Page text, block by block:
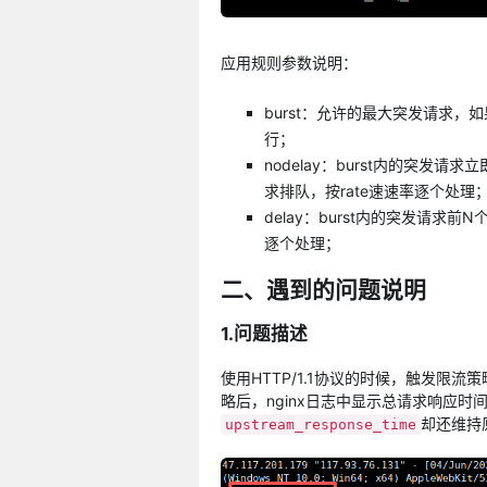
应用规则参数说明：
burst：允许的最大突发请求，
行；
nodelay：burst内的突发请求立
求排队，按rate速速率逐个处理
delay：burst内的突发请求前N
逐个处理；
二、遇到的问题说明
1.问题描述
使用HTTP/1.1协议的时候，触发限流
略后，nginx日志中显示总请求响应时间
upstream_response_time 却还维持